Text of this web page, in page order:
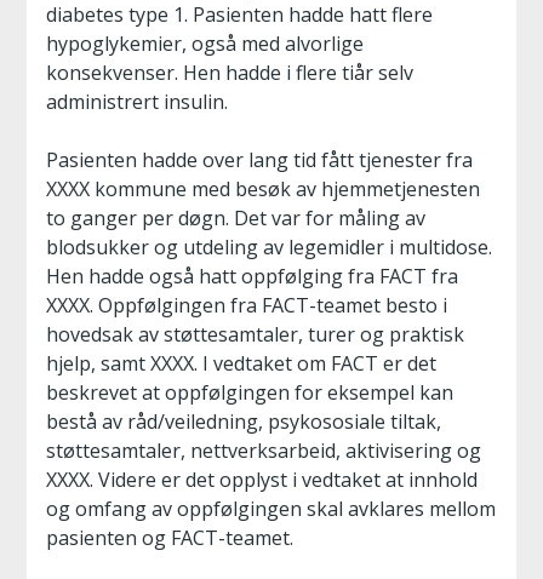
diabetes type 1. Pasienten hadde hatt flere
hypoglykemier, også med alvorlige
konsekvenser. Hen hadde i flere tiår selv
administrert insulin.
Pasienten hadde over lang tid fått tjenester fra
XXXX kommune med besøk av hjemmetjenesten
to ganger per døgn. Det var for måling av
blodsukker og utdeling av legemidler i multidose.
Hen hadde også hatt oppfølging fra FACT fra
XXXX. Oppfølgingen fra FACT-teamet besto i
hovedsak av støttesamtaler, turer og praktisk
hjelp, samt XXXX. I vedtaket om FACT er det
beskrevet at oppfølgingen for eksempel kan
bestå av råd/veiledning, psykososiale tiltak,
støttesamtaler, nettverksarbeid, aktivisering og
XXXX. Videre er det opplyst i vedtaket at innhold
og omfang av oppfølgingen skal avklares mellom
pasienten og FACT-teamet.